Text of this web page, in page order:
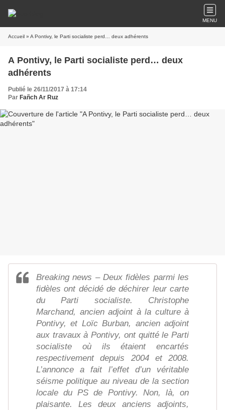
MENU
Accueil » A Pontivy, le Parti socialiste perd… deux adhérents
A Pontivy, le Parti socialiste perd… deux
adhérents
Publié le 26/11/2017 à 17:14
Par Fañch Ar Ruz
Breaking news – Deux fidèles parmi les
fidèles ont décidé de déchirer leur carte
du Parti socialiste. Christophe
Marchand, ancien adjoint à la culture à
Pontivy, et Loïc Burban, ancien adjoint
aux travaux à Pontivy, ont quitté le Parti
socialiste où ils étaient encartés
respectivement depuis 2004 et 2008.
L’annonce a fait l’effet d’un véritable
séisme politique au niveau de la section
locale du PS de Pontivy. Non, là, on
plaisante. Les deux anciens adjoints,